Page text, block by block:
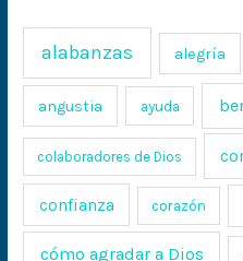
alabanzas alegría
angustia ayuda
colaboradores de Dios
confianza corazón
cómo agradar a Dios